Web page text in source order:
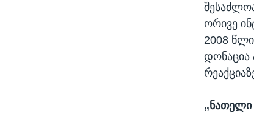
ორივე
2008
დონაცია